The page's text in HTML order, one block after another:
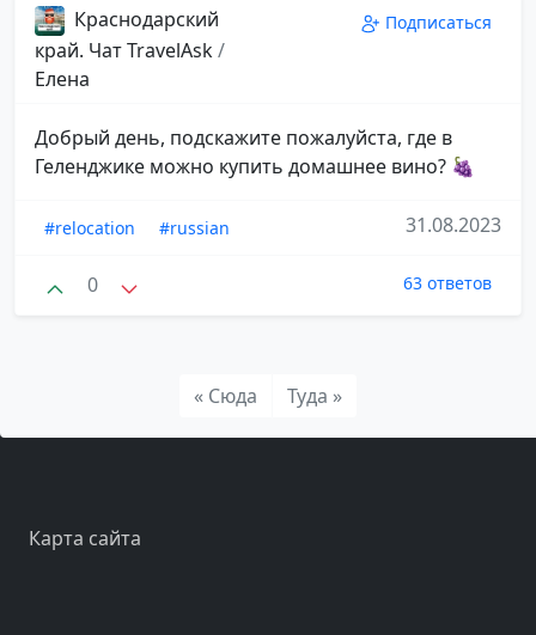
Краснодарский
край. Чат TravelAsk/
Елена
Подписаться
Добрый день, подскажите пожалуйста, где в
Геленджике можно купить домашнее вино? 🍇
#relocation #russian 31.08.2023
0 63 ответов
« Сюда Туда »
Карта сайта